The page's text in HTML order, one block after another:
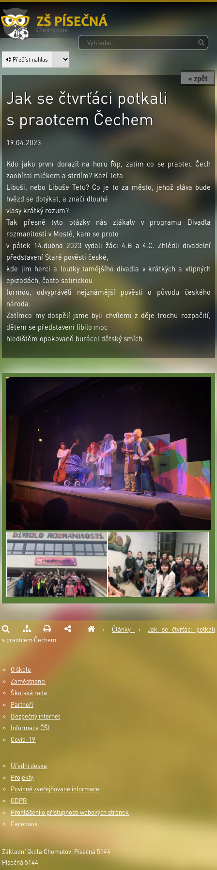
Přečíst nahlas
« zpět
Jak se čtvrťáci potkali
s praotcem Čechem
19.04.2023
Kdo jako první dorazil na horu Říp, zatím co se praotec Čech
zaobíral mlékem a strdím? Kazí Teta
Libuši, nebo Libuše Tetu? Co je to za město, jehož sláva bude
hvězd se dotýkat, a značí dlouhé
vlasy krátký rozum?
Tak přesně tyto otázky nás zlákaly v programu Divadla
rozmanitostí v Mostě, kam se proto
v pátek 14.dubna 2023 vydali žáci 4.B a 4.C. Zhlédli divadelní
představení Staré pověsti české,
kde jim herci a loutky tamějšího divadla v krátkých a vtipných
epizodách, často satirickou
formou, odvyprávěli nejznámější pověsti o původu českého
národa.
Zatímco my dospělí jsme byli chvílemi z děje trochu rozpačití,
dětem se představení líbilo moc –
hledištěm opakovaně burácel dětský smích.
› Články ›
Jak se čtvrťáci potkali
s praotcem Čechem
O škole
Zaměstnanci
Školská rada
Partneři
Bezpečný internet
Informace ČŠI
Covid-19
Úřední deska
Projekty
Povinně zveřejňované informace
GDPR
Prohlášení o přístupnosti webových stránek
Facebook
Základní škola Chomutov, Písečná 5144
Písečná 5144